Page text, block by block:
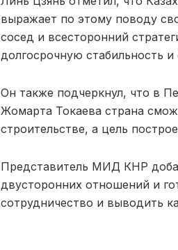
выражает по этому поводу
сосед и всесторонний
долгосрочную стабильность
Он также подчеркнул, что в
Жомарта Токаева страна
строительстве, а цель
Представитель МИД КНР
двусторонних отношений и
сотрудничество и выводить